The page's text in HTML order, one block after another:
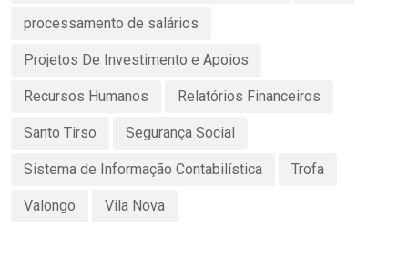
processamento de salários
Projetos De Investimento e Apoios
Recursos Humanos Relatórios Financeiros
Santo Tirso Segurança Social
Sistema de Informação Contabilística Trofa
Valongo Vila Nova